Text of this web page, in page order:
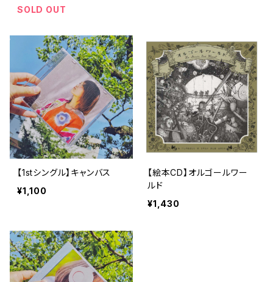
SOLD OUT
【1stシングル】キャンバス
¥1,100
【絵本CD】オルゴールワー
ルド
¥1,430